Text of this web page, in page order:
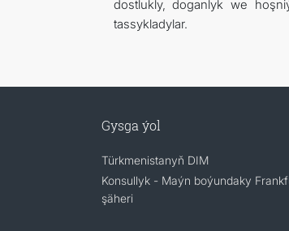
dostlukly, doganlyk we
tassykladylar.
Gysga ýol
Türkmenistanyň DIM
Konsullyk - Maýn boýundaky
şäheri